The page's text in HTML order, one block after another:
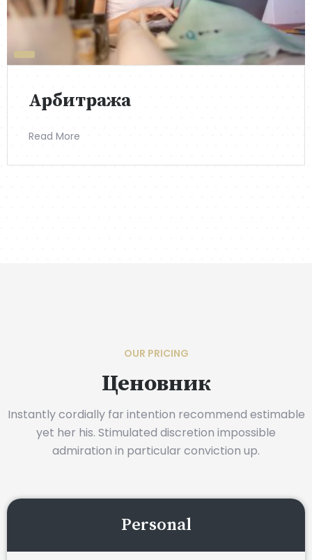
Арбитража
Read More
OUR PRICING
Ценовник
Instantly cordially far intention recommend estimable
yet her his. Stimulated discretion impossible
admiration in particular conviction up.
Personal